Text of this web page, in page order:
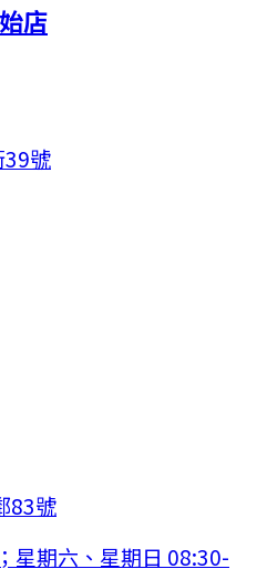
店
39號
83號
星期六、星期日 08:30-